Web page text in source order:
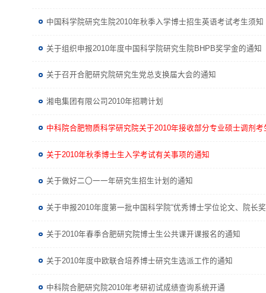
中国科学院研究生院2010年秋季入学博士招生英语考试考生须知
关于组织申报2010年度中国科学院研究生院BHPB奖学金的通知
关于召开合肥研究院研究生党总支换届大会的通知
湘电集团有限公司2010年招聘计划
中科院合肥物质科学研究院关于2010年接收部分专业硕士调剂
关于2010年秋季博士生入学考试有关事项的通知
关于做好二〇一一年研究生招生计划的通知
关于申报2010年度第一批中国科学院“优秀博士学位论文、院长
关于2010年春季合肥研究院博士生公共课开课报名的通知
关于2010年度中欧联合培养博士研究生选派工作的通知
中科院合肥研究院2010年考研初试成绩查询系统开通